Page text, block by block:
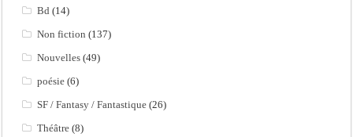
Bd (14)
Non fiction (137)
Nouvelles (49)
poésie (6)
SF / Fantasy / Fantastique (26)
Théâtre (8)